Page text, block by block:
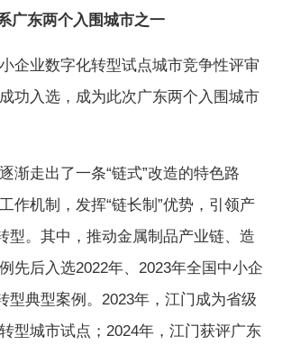
广东两个入围城市之一
企业数字化转型试点城市竞争性评审
功入选，成为此次广东两个入围城市
渐走出了一条“链式”改造的特色路
作机制，发挥“链长制”优势，引领产
型。其中，推动金属制品产业链、造
先后入选2022年、2023年全国中小企
型典型案例。2023年，江门成为省级
型城市试点；2024年，江门获评广东